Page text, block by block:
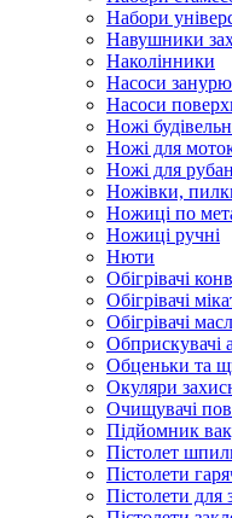
Набори
Навушники
Наколінники
Насоси
Насоси
Ножі
Ножі для
Ножі для
Ножівки,
Ножиці по
Ножиці ручні
Нюти
Обігрівачі
Обігрівачі
Обігрівачі
Обприскувачі
Обценьки та
Окуляри
Очищувачі
Підйомник
Пістолет
Пістолети
Пістолети для